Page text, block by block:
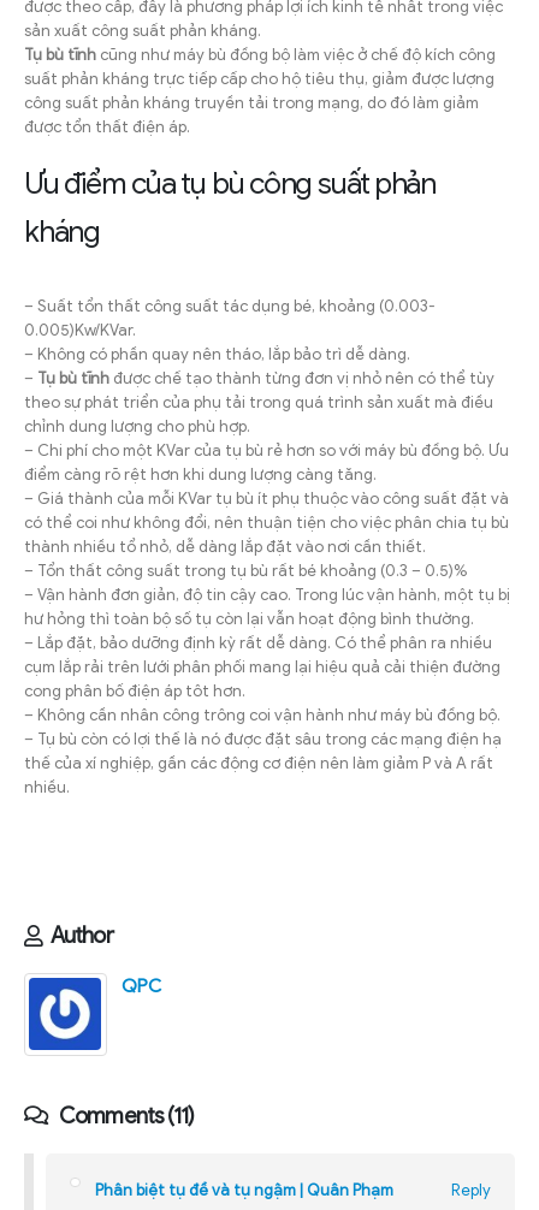
được theo cấp, đây là phương pháp lợi ích kinh tế nhất trong việc
sản xuất công suất phản kháng.
Tụ bù tĩnh cũng như máy bù đồng bộ làm việc ở chế độ kích công
suất phản kháng trực tiếp cấp cho hộ tiêu thụ, giảm được lượng
công suất phản kháng truyền tải trong mạng, do đó làm giảm
được tổn thất điện áp.
Ưu điểm của tụ bù công suất phản
kháng
– Suất tổn thất công suất tác dụng bé, khoảng (0.003-
0.005)Kw/KVar.
– Không có phần quay nên tháo, lắp bảo trì dễ dàng.
– Tụ bù tĩnh được chế tạo thành từng đơn vị nhỏ nên có thể tùy
theo sự phát triển của phụ tải trong quá trình sản xuất mà điều
chỉnh dung lượng cho phù hợp.
– Chi phí cho một KVar của tụ bù rẻ hơn so với máy bù đồng bộ. Ưu
điểm càng rõ rệt hơn khi dung lượng càng tăng.
– Giá thành của mỗi KVar tụ bù ít phụ thuộc vào công suất đặt và
có thể coi như không đổi, nên thuận tiện cho việc phân chia tụ bù
thành nhiều tổ nhỏ, dễ dàng lắp đặt vào nơi cần thiết.
– Tổn thất công suất trong tụ bù rất bé khoảng (0.3 – 0.5)%
– Vận hành đơn giản, độ tin cậy cao. Trong lúc vận hành, một tụ bị
hư hỏng thì toàn bộ số tụ còn lại vẫn hoạt động bình thường.
– Lắp đặt, bảo dưỡng định kỳ rất dễ dàng. Có thể phân ra nhiều
cụm lắp rải trên lưới phân phối mang lại hiệu quả cải thiện đường
cong phân bố điện áp tôt hơn.
– Không cần nhân công trông coi vận hành như máy bù đồng bộ.
– Tụ bù còn có lợi thế là nó được đặt sâu trong các mạng điện hạ
thế của xí nghiệp, gần các động cơ điện nên làm giảm P và A rất
nhiều.
Author
QPC
Comments (11)
Phân biệt tụ đề và tụ ngậm | Quân Phạm Reply